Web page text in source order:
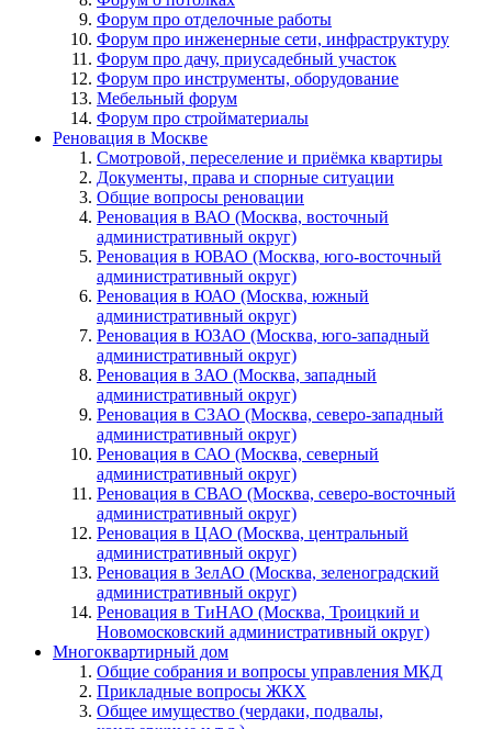
Форум про отделочные работы
Форум про инженерные сети, инфраструктуру
Форум про дачу, приусадебный участок
Форум про инструменты, оборудование
Мебельный форум
Форум про стройматериалы
Реновация в Москве
Смотровой, переселение и приёмка квартиры
Документы, права и спорные ситуации
Общие вопросы реновации
Реновация в ВАО (Москва, восточный
административный округ)
Реновация в ЮВАО (Москва, юго-восточный
административный округ)
Реновация в ЮАО (Москва, южный
административный округ)
Реновация в ЮЗАО (Москва, юго-западный
административный округ)
Реновация в ЗАО (Москва, западный
административный округ)
Реновация в СЗАО (Москва, северо-западный
административный округ)
Реновация в САО (Москва, северный
административный округ)
Реновация в СВАО (Москва, северо-восточный
административный округ)
Реновация в ЦАО (Москва, центральный
административный округ)
Реновация в ЗелАО (Москва, зеленоградский
административный округ)
Реновация в ТиНАО (Москва, Троицкий и
Новомосковский административный округ)
Многоквартирный дом
Общие собрания и вопросы управления МКД
Прикладные вопросы ЖКХ
Общее имущество (чердаки, подвалы,